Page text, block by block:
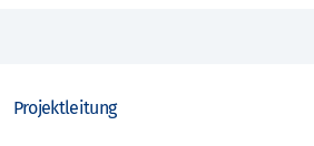
Projektleitung